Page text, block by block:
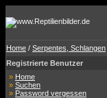
Home / Serpentes, Schlangen
Registrierte Benutzer
» Home
» Suchen
» Password vergessen